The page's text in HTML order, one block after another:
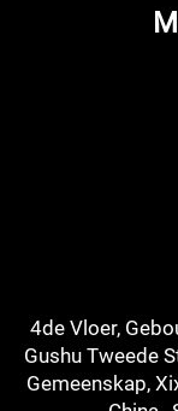
4de Vloer,
Gushu Tweede
Gemeenskap,